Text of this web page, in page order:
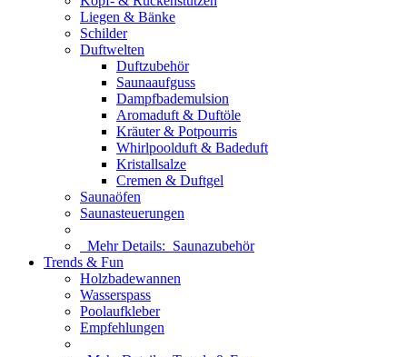
Liegen & Bänke
Schilder
Duftwelten
Duftzubehör
Saunaaufguss
Dampfbademulsion
Aromaduft & Duftöle
Kräuter & Potpourris
Whirlpoolduft & Badeduft
Kristallsalze
Cremen & Duftgel
Saunaöfen
Saunasteuerungen
Mehr Details: Saunazubehör
Trends & Fun
Holzbadewannen
Wasserspass
Poolaufkleber
Empfehlungen